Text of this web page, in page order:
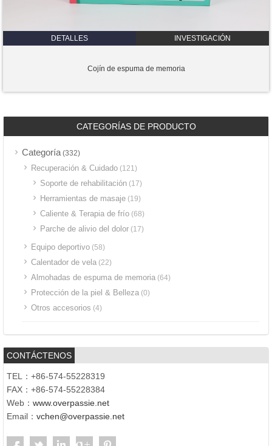
DETALLES INVESTIGACIÓN
Cojín de espuma de memoria
CATEGORÍAS DE PRODUCTO
Categoría(332)
Recuperación & Cuidado (121)
Soporte de rehabilitación (17)
Herramientas de masaje (19)
Caliente & Terapia de frío (68)
Parche de alivio del dolor (17)
Equipo deportivo (58)
Calentador de vela (22)
Almohadas de espuma de memoria (64)
Protección de la piel & Belleza (0)
Otros accesorios (4)
CONTÁCTENOS
TEL：+86-574-55228319
FAX：+86-574-55228384
Web： www.overpassie.net
Email： vchen@overpassie.net